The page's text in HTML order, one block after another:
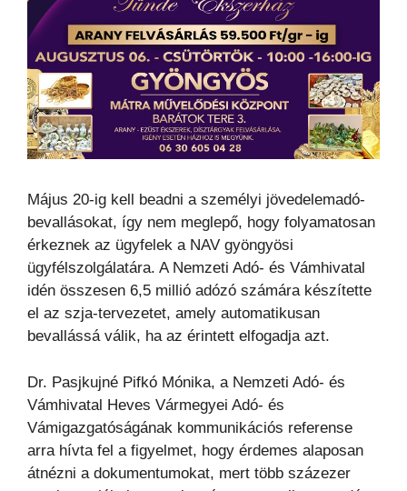
Május 20-ig kell beadni a személyi jövedelemadó-
bevallásokat, így nem meglepő, hogy folyamatosan
érkeznek az ügyfelek a NAV gyöngyösi
ügyfélszolgálatára. A Nemzeti Adó- és Vámhivatal
idén összesen 6,5 millió adózó számára készítette
el az szja-tervezetet, amely automatikusan
bevallássá válik, ha az érintett elfogadja azt.
Dr. Pasjkujné Pifkó Mónika, a Nemzeti Adó- és
Vámhivatal Heves Vármegyei Adó- és
Vámigazgatóságának kommunikációs referense
arra hívta fel a figyelmet, hogy érdemes alaposan
átnézni a dokumentumokat, mert több százezer